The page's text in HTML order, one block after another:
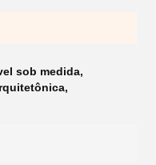
sob medida,
,